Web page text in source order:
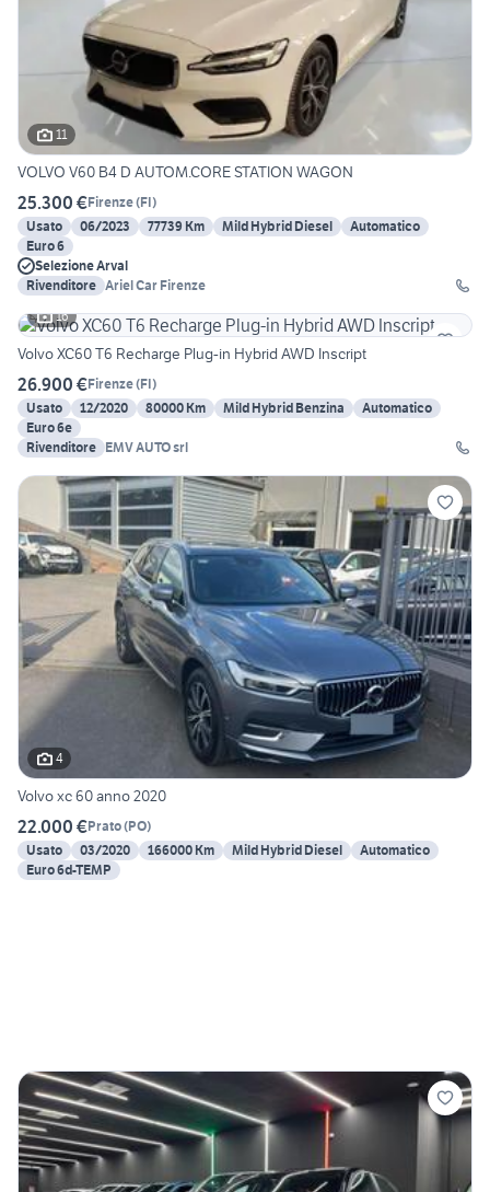
11
VOLVO V60 B4 D AUTOM.CORE STATION WAGON
25.300 €Firenze(FI)
Usato
06/2023 77739 Km Mild Hybrid Diesel
Automatico
Euro 6
Selezione Arval
Rivenditore Ariel Car Firenze
16
Volvo XC60 T6 Recharge Plug-in Hybrid AWD Inscript
26.900 €Firenze(FI)
Usato
12/2020 80000 Km Mild Hybrid Benzina
Automatico
Euro 6e
Rivenditore EMV AUTO srl
4
Volvo xc 60 anno 2020
22.000 €Prato(PO)
Usato
03/2020 166000 Km Mild Hybrid Diesel
Automatico
Euro 6d-TEMP